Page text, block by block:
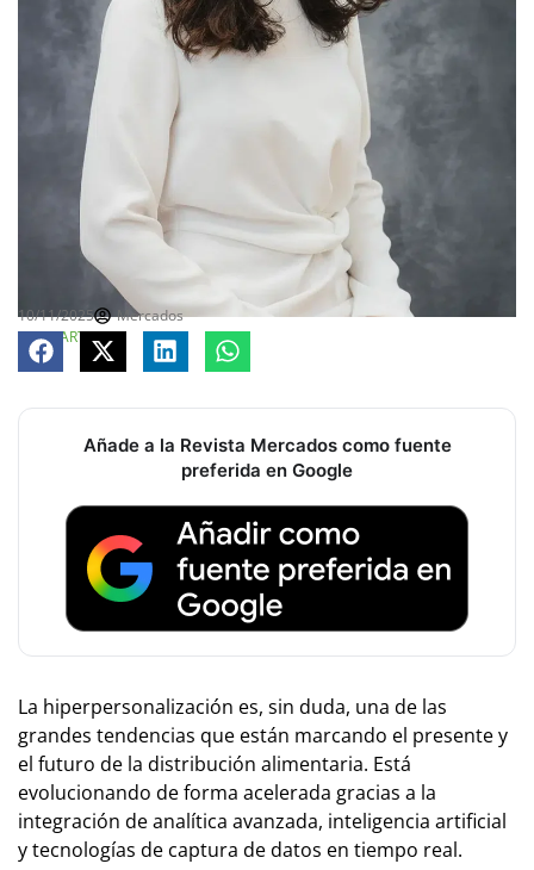
10/11/2025
Mercados
COMPARTE
Añade a la Revista Mercados como fuente
preferida en Google
La hiperpersonalización es, sin duda, una de las
grandes tendencias que están marcando el presente y
el futuro de la distribución alimentaria. Está
evolucionando de forma acelerada gracias a la
integración de analítica avanzada, inteligencia artificial
y tecnologías de captura de datos en tiempo real.